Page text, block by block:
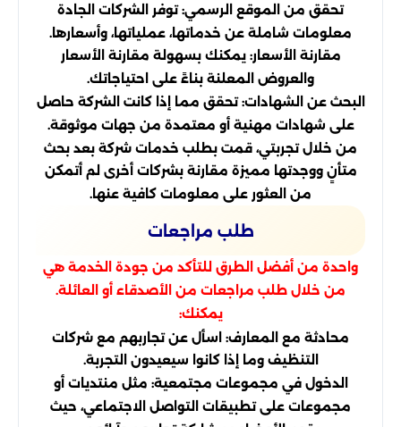
تحقق من الموقع الرسمي: توفر الشركات الجادة
معلومات شاملة عن خدماتها، عملياتها، وأسعارها.
مقارنة الأسعار: يمكنك بسهولة مقارنة الأسعار
والعروض المعلنة بناءً على احتياجاتك.
البحث عن الشهادات: تحقق مما إذا كانت الشركة حاصل
على شهادات مهنية أو معتمدة من جهات موثوقة.
من خلال تجربتي، قمت بطلب خدمات شركة بعد بحث
متأنٍ ووجدتها مميزة مقارنة بشركات أخرى لم أتمكن
من العثور على معلومات كافية عنها.
طلب مراجعات
واحدة من أفضل الطرق للتأكد من جودة الخدمة هي
من خلال طلب مراجعات من الأصدقاء أو العائلة.
يمكنك:
محادثة مع المعارف: اسأل عن تجاربهم مع شركات
التنظيف وما إذا كانوا سيعيدون التجربة.
الدخول في مجموعات مجتمعية: مثل منتديات أو
مجموعات على تطبيقات التواصل الاجتماعي، حيث